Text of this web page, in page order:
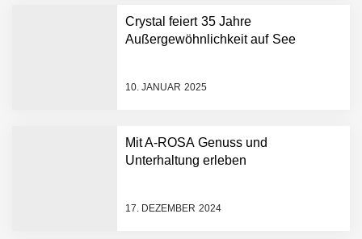
Crystal feiert 35 Jahre
Außergewöhnlichkeit auf See
10. JANUAR 2025
Mit A-ROSA Genuss und
Unterhaltung erleben
17. DEZEMBER 2024